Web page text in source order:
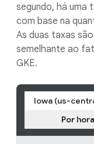
segundo, há uma
com base na
As duas taxas
semelhante ao
GKE.
Iowa (us-
Por hora